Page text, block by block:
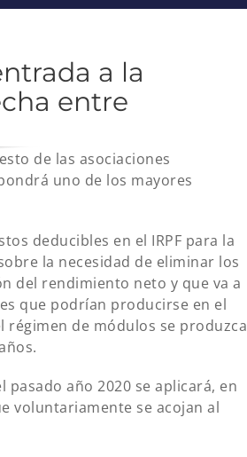
a la
entre
de las asociaciones
uno de los mayores
deducibles en el IRPF para la
la necesidad de eliminar los
del rendimiento neto y que va a
que podrían producirse en el
régimen de módulos se produzca
año 2020 se aplicará, en
voluntariamente se acojan al